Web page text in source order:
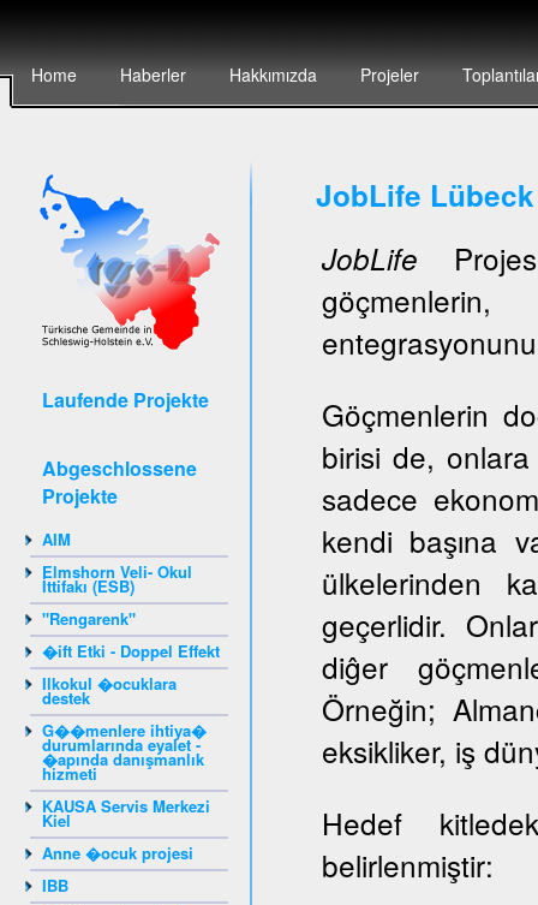
Home Haberler Hakkımızda Projeler
Laufende Projekte
Abgeschlossene
Projekte
AIM
Elmshorn Veli- Okul
İttifakı (ESB)
"Rengarenk"
�ift Etki - Doppel Effekt
Ilkokul �ocuklara
destek
G��menlere ihtiya�
durumlarında eyalet -
�apında danışmanlık
hizmeti
KAUSA Servis Merkezi
Kiel
Anne �ocuk projesi
IBB
JobLife Lübeck
JobLife
Göçmenlerin
birisi de,
sadece
kendi başına
ülkelerinden
geçerlidir.
diĝer
Örneğin;
eksikliker, iş
Hedef
belirlenmiştir: